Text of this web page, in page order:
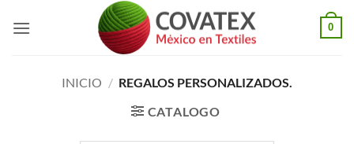
0
INICIO / REGALOS PERSONALIZADOS.
CATALOGO